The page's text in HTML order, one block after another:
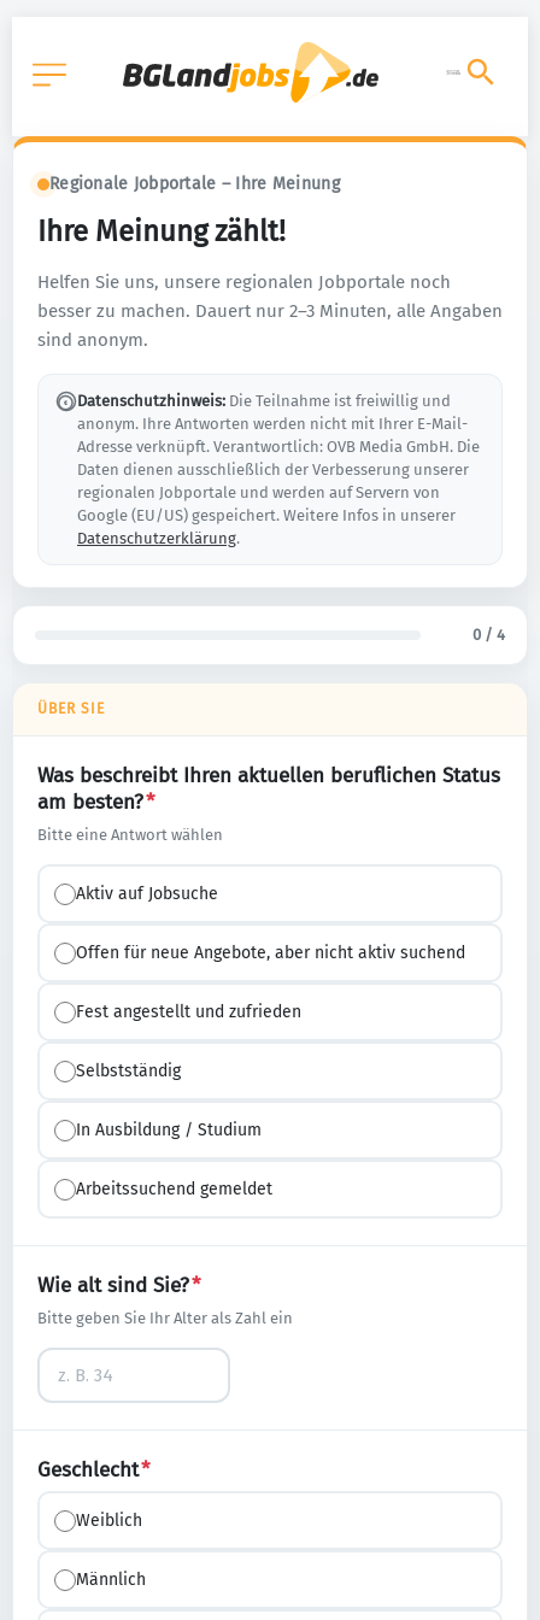
Regionale Jobportale – Ihre Meinung
Ihre Meinung zählt!
Helfen Sie uns, unsere regionalen Jobportale noch
besser zu machen. Dauert nur 2–3 Minuten, alle Angaben
sind anonym.
Datenschutzhinweis: Die Teilnahme ist freiwillig und
anonym. Ihre Antworten werden nicht mit Ihrer E-Mail-
Adresse verknüpft. Verantwortlich: OVB Media GmbH. Die
Daten dienen ausschließlich der Verbesserung unserer
regionalen Jobportale und werden auf Servern von
Google (EU/US) gespeichert. Weitere Infos in unserer
Datenschutzerklärung.
0 / 4
ÜBER SIE
Was beschreibt Ihren aktuellen beruflichen Status
am besten?*
Bitte eine Antwort wählen
Aktiv auf Jobsuche
Offen für neue Angebote, aber nicht aktiv suchend
Fest angestellt und zufrieden
Selbstständig
In Ausbildung / Studium
Arbeitssuchend gemeldet
Wie alt sind Sie?*
Bitte geben Sie Ihr Alter als Zahl ein
Geschlecht*
Weiblich
Männlich